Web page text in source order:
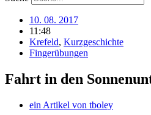
10. 08. 2017
11:48
Krefeld, Kurzgeschichte
Fingerübungen
Fahrt in den
ein Artikel von tboley